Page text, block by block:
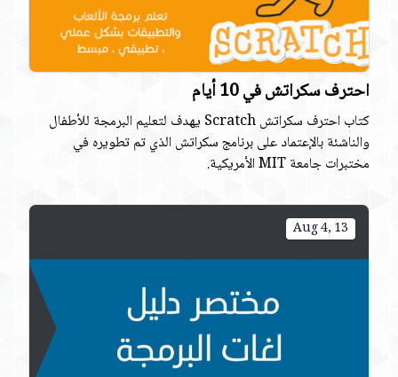
احترف سكراتش في 10 أيام
كتاب احترف سكراتش Scratch يهدف لتعليم البرمجة للأطفال
والناشئة بالإعتماد على برنامج سكراتش الذي تم تطويره في
مختبرات جامعة MIT الأمريكية.
Aug 4, 13